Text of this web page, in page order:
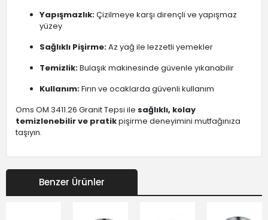
Yapışmazlık:Çizilmeye karşı dirençli ve yapışmaz
yüzey
Sağlıklı Pişirme:Az yağ ile lezzetli yemekler
Temizlik:Bulaşık makinesinde güvenle yıkanabilir
Kullanım:Fırın ve ocaklarda güvenli kullanım
Oms OM 3411.26 Granit Tepsi ile sağlıklı, kolay
temizlenebilir ve pratikpişirme deneyimini mutfağınıza
taşıyın.
Benzer Ürünler